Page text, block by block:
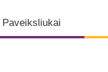
Paveiksliukai